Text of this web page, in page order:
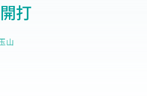
打
山